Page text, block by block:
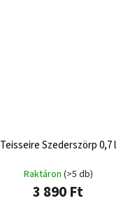
Teisseire Szederszörp 0,7 l
Raktáron (>5 db)
3 890 Ft